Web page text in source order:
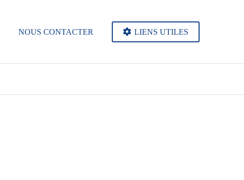
NOUS CONTACTER LIENS UTILES